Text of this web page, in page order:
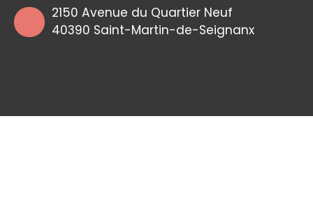
2150 Avenue du Quartier Neuf
40390 Saint-Martin-de-Seignanx